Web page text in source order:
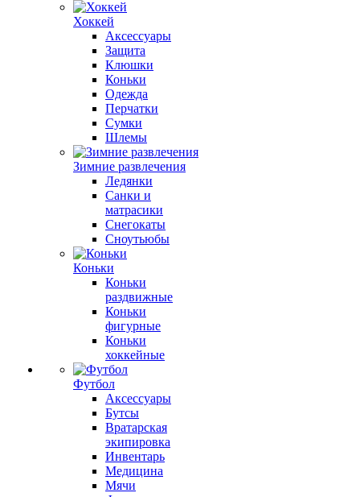
Хоккей
Аксессуары
Защита
Клюшки
Коньки
Одежда
Перчатки
Сумки
Шлемы
Зимние развлечения
Ледянки
Санки и
матрасики
Снегокаты
Сноутьюбы
Коньки
Коньки
раздвижные
Коньки
фигурные
Коньки
хоккейные
Футбол
Аксессуары
Бутсы
Вратарская
экипировка
Инвентарь
Медицина
Мячи